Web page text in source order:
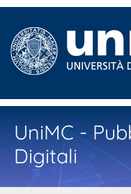
UniMC -
Digitali